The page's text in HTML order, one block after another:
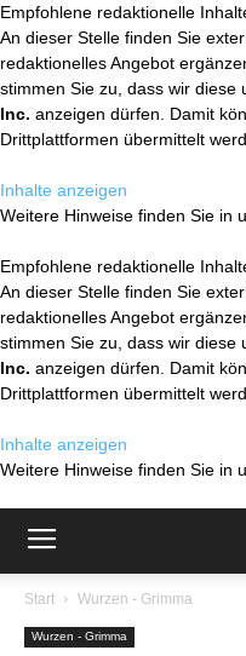
Empfohlene redaktionelle
An dieser Stelle finden Sie
redaktionelles Angebot
stimmen Sie zu, dass wir diese
Inc. anzeigen dürfen. Damit
Drittplattformen übermittelt
Inhalte anzeigen
Weitere Hinweise finden Sie in
Empfohlene redaktionelle
An dieser Stelle finden Sie
redaktionelles Angebot
stimmen Sie zu, dass wir diese
Inc. anzeigen dürfen. Damit
Drittplattformen übermittelt
Inhalte anzeigen
Weitere Hinweise finden Sie in
Start Wurzen - Grimma
Wurzen - Grimma